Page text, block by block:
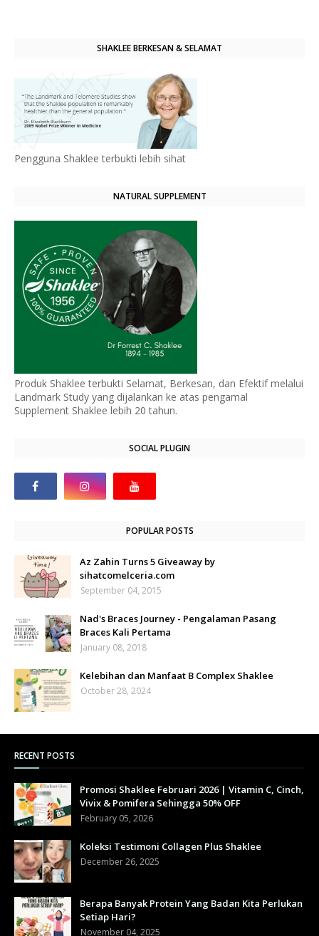
SHAKLEE BERKESAN & SELAMAT
Pengguna Shaklee terbukti lebih sihat
NATURAL SUPPLEMENT
Produk Shaklee terbukti Selamat, Berkesan, dan Efektif melalui
Landmark Study yang dijalankan ke atas pengamal
Supplement Shaklee lebih 20 tahun.
SOCIAL PLUGIN
POPULAR POSTS
Az Zahin Turns 5 Giveaway by
sihatcomelceria.com
September 04, 2015
Nad's Braces Journey - Pengalaman Pasang
Braces Kali Pertama
January 08, 2018
Kelebihan dan Manfaat B Complex Shaklee
October 28, 2024
RECENT POSTS
Promosi Shaklee Februari 2026 | Vitamin C, Cinch,
Vivix & Pomifera Sehingga 50% OFF
February 05, 2026
Koleksi Testimoni Collagen Plus Shaklee
December 26, 2025
Berapa Banyak Protein Yang Badan Kita Perlukan
Setiap Hari?
November 04, 2025